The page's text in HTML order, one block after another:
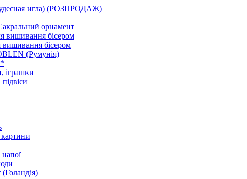
игла) (РОЗПРОДАЖ)
орнамент
вишивання бісером
бісером
(Румунія)
іграшки